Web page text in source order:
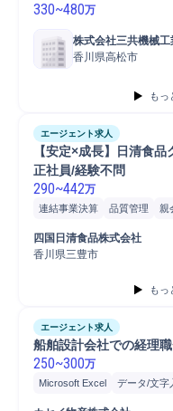
330~480万
株式会社三共機械工
香川県高松市
もっ
エージェント求人
【安定×成長】日清食
正社員/経験不問
290~442万
連結事業決算 品質管理 親
会計 経理 監査対応
Microsoft Excel
四国日清食品株式会社
香川県三豊市
もっ
エージェント求人
船舶設計会社での経理
250~300万
Microsoft Excel データ/文字
普通自動車
自動車